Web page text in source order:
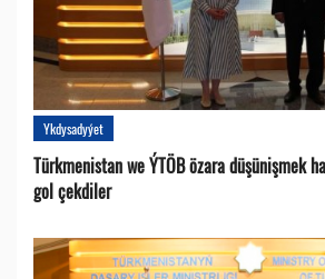
Ykdysadyýet
Türkmenistan we ÝTÖB özara düşünişmek
gol çekdiler